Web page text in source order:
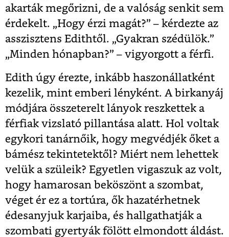
akarták megőrizni, de a valóság senkit sem
érdekelt. „Hogy érzi magát?” – kérdezte az
asszisztens Edithtől. „Gyakran szédülök.”
„Minden hónapban?” – vigyorgott a férfi.
Edith úgy érezte, inkább haszonállatként
kezelik, mint emberi lényként. A birkanyáj
módjára összeterelt lányok reszkettek a
férfiak vizslató pillantása alatt. Hol voltak
egykori tanárnőik, hogy megvédjék őket a
bámész tekintetektől? Miért nem lehettek
velük a szüleik? Egyetlen vigaszuk az volt,
hogy hamarosan beköszönt a szombat,
véget ér ez a tortúra, ők hazatérhetnek
édesanyjuk karjaiba, és hallgathatják a
szombati gyertyák fölött elmondott áldást.